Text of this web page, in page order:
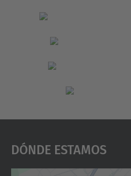
Dónde Estamos